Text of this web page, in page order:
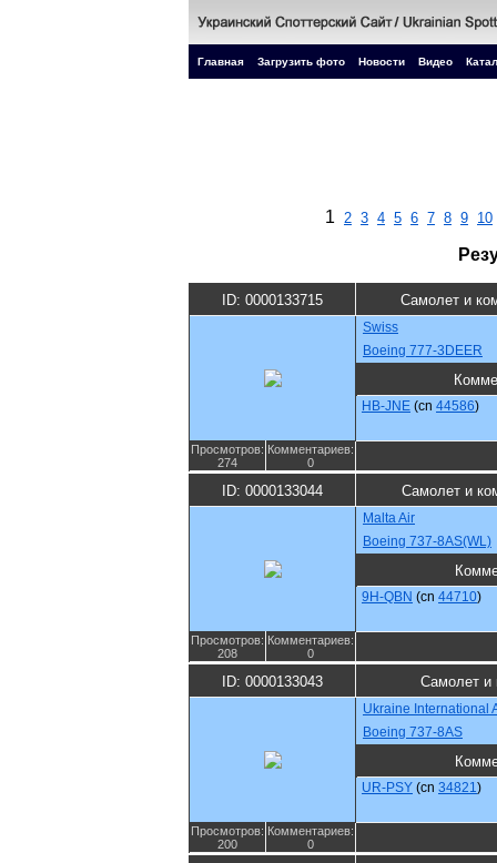
Главная Загрузить фото Новости Видео
1 2 3 4 5 6 7 8 9 10
ID: 0000133715 Самолет и
Swiss
Boeing 777-3DEER
HB-JNE (cn 44586)
Просмотров:
274
Комментариев:
0
ID: 0000133044 Самолет и
Malta Air
Boeing 737-8AS(WL)
9H-QBN (cn 44710)
Просмотров:
208
Комментариев:
0
ID: 0000133043 Самолет и
Ukraine International
Boeing 737-8AS
UR-PSY (cn 34821)
Просмотров:
200
Комментариев:
0